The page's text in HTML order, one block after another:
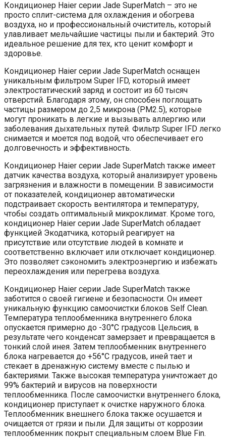
Кондиционер Haier серии Jade SuperMatch – это не
просто сплит-система для охлаждения и обогрева
воздуха, но и профессиональный очиститель, который
улавливает мельчайшие частицы пыли и бактерий. Это
идеальное решение для тех, кто ценит комфорт и
здоровье.
Кондиционер Haier серии Jade SuperMatch оснащен
уникальным фильтром Super IFD, который имеет
электростатический заряд и состоит из 60 тысяч
отверстий. Благодаря этому, он способен поглощать
частицы размером до 2,5 микрона (PM2.5), которые
могут проникать в легкие и вызывать аллергию или
заболевания дыхательных путей. Фильтр Super IFD легко
снимается и моется под водой, что обеспечивает его
долговечность и эффективность.
Кондиционер Haier серии Jade SuperMatch также имеет
датчик качества воздуха, который анализирует уровень
загрязнения и влажности в помещении. В зависимости
от показателей, кондиционер автоматически
подстраивает скорость вентилятора и температуру,
чтобы создать оптимальный микроклимат. Кроме того,
кондиционер Haier серии Jade SuperMatch обладает
функцией Экодатчика, который реагирует на
присутствие или отсутствие людей в комнате и
соответственно включает или отключает кондиционер.
Это позволяет сэкономить электроэнергию и избежать
переохлаждения или перегрева воздуха.
Кондиционер Haier серии Jade SuperMatch также
заботится о своей гигиене и безопасности. Он имеет
уникальную функцию самоочистки блоков Self Clean.
Температура теплообменника внутреннего блока
опускается примерно до -30°C градусов Цельсия, в
результате чего конденсат замерзает и превращается в
тонкий слой инея. Затем теплообменник внутреннего
блока нагревается до +56°C градусов, иней тает и
стекает в дренажную систему вместе с пылью и
бактериями. Также высокая температура уничтожает до
99% бактерий и вирусов на поверхности
теплообменника. После самоочистки внутреннего блока,
кондиционер приступает к очистке наружного блока.
Теплообменник внешнего блока также осушается и
очищается от грязи и пыли. Для защиты от коррозии
теплообменник покрыт специальным слоем Blue Fin.